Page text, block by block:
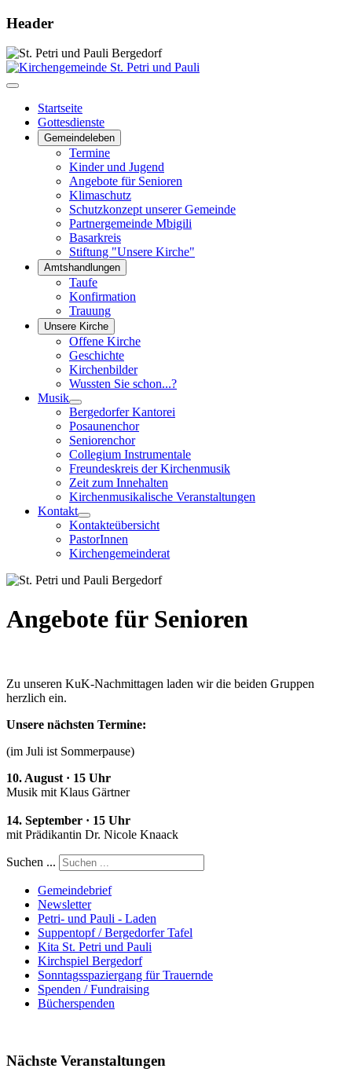
Header
Startseite
Gottesdienste
Gemeindeleben
Termine
Kinder und Jugend
Angebote für Senioren
Klimaschutz
Schutzkonzept unserer Gemeinde
Partnergemeinde Mbigili
Basarkreis
Stiftung "Unsere Kirche"
Amtshandlungen
Taufe
Konfirmation
Trauung
Unsere Kirche
Offene Kirche
Geschichte
Kirchenbilder
Wussten Sie schon...?
Musik
Bergedorfer Kantorei
Posaunenchor
Seniorenchor
Collegium Instrumentale
Freundeskreis der Kirchenmusik
Zeit zum Innehalten
Kirchenmusikalische Veranstaltungen
Kontakt
Kontakteübersicht
PastorInnen
Kirchengemeinderat
Angebote für Senioren
Zu unseren KuK-Nachmittagen laden wir die beiden Gruppen
herzlich ein.
Unsere nächsten Termine:
(im Juli ist Sommerpause)
10. August · 15 Uhr
Musik mit Klaus Gärtner
14. September · 15 Uhr
mit Prädikantin Dr. Nicole Knaack
Suchen ...
Gemeindebrief
Newsletter
Petri- und Pauli - Laden
Suppentopf / Bergedorfer Tafel
Kita St. Petri und Pauli
Kirchspiel Bergedorf
Sonntagsspaziergang für Trauernde
Spenden / Fundraising
Bücherspenden
Nächste Veranstaltungen